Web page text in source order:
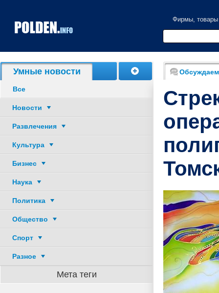
Фирмы, товары
Умные новости
Все
Новости
Развлечения
Культура
Бизнес
Наука
Политика
Общество
Спорт
Разное
Мета теги
Обсуждаем